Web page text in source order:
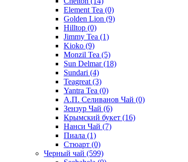
Element Tea (0)
Golden Lion (9)
Hilltop (0)
Jimmy Tea (1)
Kioko (9)
Monzil Tea (5)
Sun Delmar(18)
Sundari (4)
Teagreat (3)
Yantra Tea (0)
А.П. Селиванов Чай (0)
Зензур Чай (6)
Крымский букет (16)
Нанси Чай (7)
Пиала (1)
Стюарт (0)
Черный чай (599)